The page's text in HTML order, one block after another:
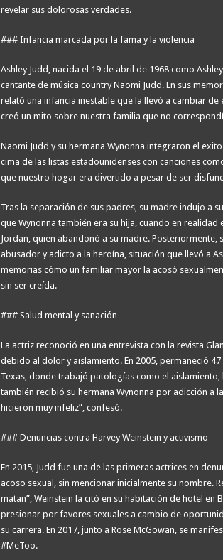
revelar sus dolorosas verdades.
### Infancia marcada por la fama y la violencia
Ashley Judd, nacida el 19 de abril de 1968 como
cantante de música country Naomi Judd. En sus
relató una infancia inestable que la llevó a cambiar de
creó un mito sobre nuestra familia que no
Naomi Judd y su hermana Wynonna integraron el
cima de las listas estadounidenses con canciones como
que nuestro hogar era divertido a pesar de ser
Tras la separación de sus padres, su madre indujo a
que Wynonna también era su hija, cuando en
Jordan, quien abandonó a su madre.
abusador y adicto a la heroína, situación que llevó a
memorias cómo un familiar mayor la acosó
sin ser creída.
### Salud mental y sanación
La actriz reconoció en una entrevista con la revista
debido al dolor y aislamiento. En 2005, permaneció
Texas, donde trabajó patologías como el
también recibió su hermana Wynonna por adicción a
hicieron muy infeliz”, confesó.
### Denuncias contra Harvey Weinstein y activismo
En 2015, Judd fue una de las primeras actrices en
acoso sexual, sin mencionar inicialmente su nombre.
matan”, Weinstein la citó en su habitación de hotel en
presionar por favores sexuales a cambio de
su carrera. En 2017, junto a Rose McGowan, se
#MeToo.